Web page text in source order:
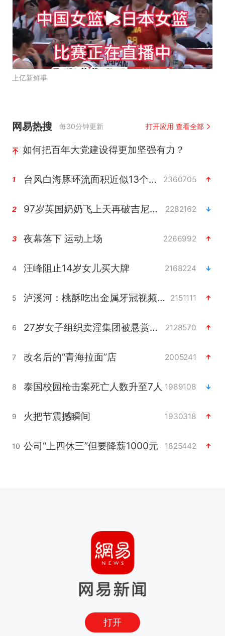
上亿新鲜事
网易热搜 每30分钟更新 打开应用 查看全部
如何把百年大党建设得更加坚强有力？
1 台风白海豚环流面积近似13个浙江 2360705
2 97岁英国奶奶飞上天再破吉尼斯纪录 2282162
3 夜幕落下 运动上场 2266992
4 汪峰阻止14岁女儿买大牌 2168224
5 泸溪河：桃酥吃出金属牙冠视频不实 2151111
6 27岁女子组织卖淫集团被悬赏通缉 2128570
7 改名后的“青海拉面”店 2005241
8 泰国校园枪击案死亡人数升至7人 1989108
9 火把节震撼瞬间 1930318
10 公司“上四休三”但要降薪1000元 1825442
打开